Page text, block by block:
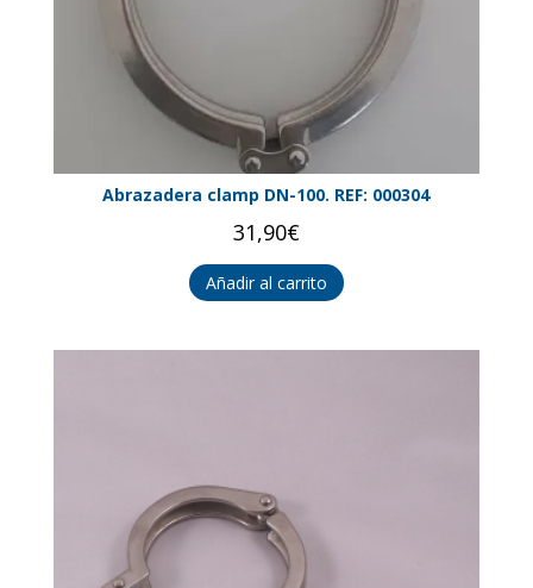
Abrazadera clamp DN-100. REF: 000304
31,90€
Añadir al carrito